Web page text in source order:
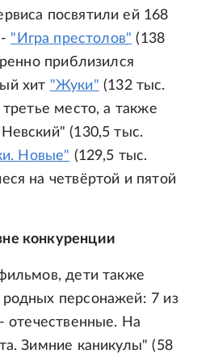
посвятили ей 168
"Игра престолов" (138
приблизился
хит "Жуки" (132 тыс.
место, а также
(130,5 тыс.
Новые" (129,5 тыс.
на четвёртой и пятой
конкуренции
дети также
персонажей: 7 из
отечественные. На
Зимние каникулы" (58